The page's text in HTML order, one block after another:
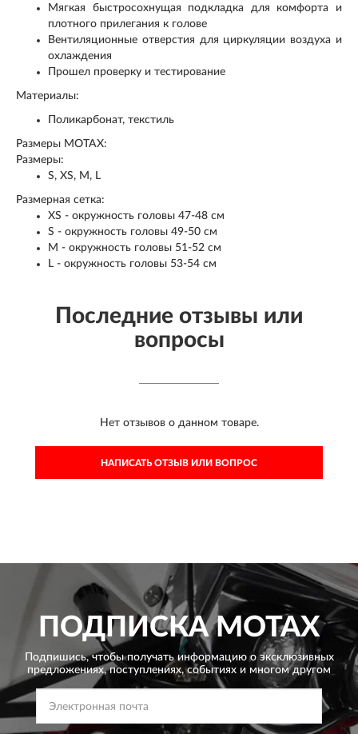
Мягкая быстросохнущая подкладка для комфорта и
плотного прилегания к голове
Вентиляционные отверстия для циркуляции воздуха и
охлаждения
Прошел проверку и тестирование
Материалы:
Поликарбонат, текстиль
Размеры MOTAX:
Размеры:
S, XS, M, L
Размерная сетка:
XS - окружность головы 47-48 см
S - окружность головы 49-50 см
M - окружность головы 51-52 см
L - окружность головы 53-54 см
Последние отзывы или
вопросы
Нет отзывов о данном товаре.
НАПИСАТЬ ОТЗЫВ ИЛИ ВОПРОС
ПОДПИСКАMOTAX
Подпишись, чтобы получать информацию о эксклюзивных
предложениях,поступлениях, событиях и многом другом